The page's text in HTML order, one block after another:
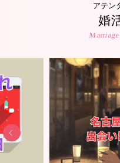
アテン
婚